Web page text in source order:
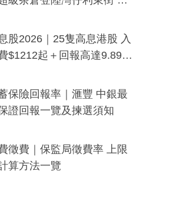
香港限定特調系列
股2026｜25隻高息港股 入
$1212起＋回報高達9.89
保險回報率｜滙豐 中銀最
證回報一覽及揀選須知
徵費｜保監局徵費率 上限
算方法一覽